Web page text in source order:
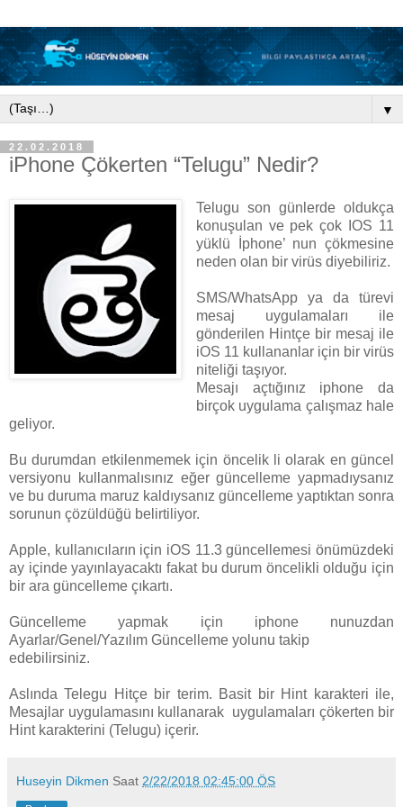
▼
22.02.2018
iPhone Çökerten “Telugu” Nedir?
Telugu son günlerde oldukça
konuşulan ve pek çok IOS 11
yüklü İphone’ nun çökmesine
neden olan bir virüs diyebiliriz.
SMS/WhatsApp ya da türevi
mesaj uygulamaları ile
gönderilen Hintçe bir mesaj ile
iOS 11 kullananlar için bir virüs
niteliği taşıyor.
Mesajı açtığınız iphone da
birçok uygulama çalışmaz hale
geliyor.
Bu durumdan etkilenmemek için öncelik li olarak en güncel
versiyonu kullanmalısınız eğer güncelleme yapmadıysanız
ve bu duruma maruz kaldıysanız güncelleme yaptıktan sonra
sorunun çözüldüğü belirtiliyor.
Apple, kullanıcıların için iOS 11.3 güncellemesi önümüzdeki
ay içinde yayınlayacaktı fakat bu durum öncelikli olduğu için
bir ara güncelleme çıkartı.
Güncelleme yapmak için iphone nunuzdan
Ayarlar/Genel/Yazılım Güncelleme yolunu takip
edebilirsiniz.
Aslında Telegu Hitçe bir terim. Basit bir Hint karakteri ile,
Mesajlar uygulamasını kullanarak uygulamaları çökerten bir
Hint karakterini (Telugu) içerir.
Huseyin Dikmen Saat 2/22/2018 02:45:00 ÖS